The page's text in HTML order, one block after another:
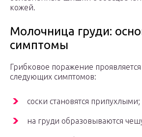
кожей.
Молочница груди:
симптомы
Грибковое поражение
следующих симптомов:
соски становятся припухлыми;
на груди образовываются